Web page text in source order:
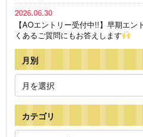
2026.06.30
【AOエントリー受付中!!】早期エン
くあるご質問にもお答えします
月別
カテゴリ